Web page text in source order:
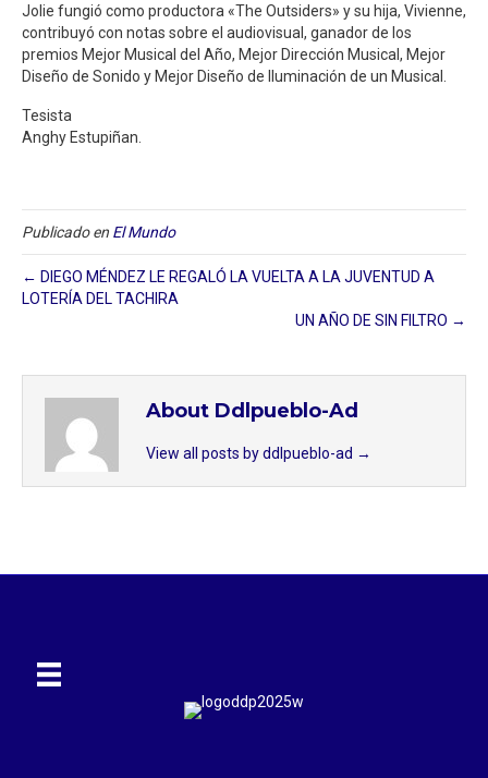
Jolie fungió como productora «The Outsiders» y su hija, Vivienne,
contribuyó con notas sobre el audiovisual, ganador de los
premios Mejor Musical del Año, Mejor Dirección Musical, Mejor
Diseño de Sonido y Mejor Diseño de Iluminación de un Musical.
Tesista
Anghy Estupiñan.
Publicado en El Mundo
← DIEGO MÉNDEZ LE REGALÓ LA VUELTA A LA JUVENTUD A
LOTERÍA DEL TACHIRA
UN AÑO DE SIN FILTRO →
About Ddlpueblo-Ad
View all posts by ddlpueblo-ad →